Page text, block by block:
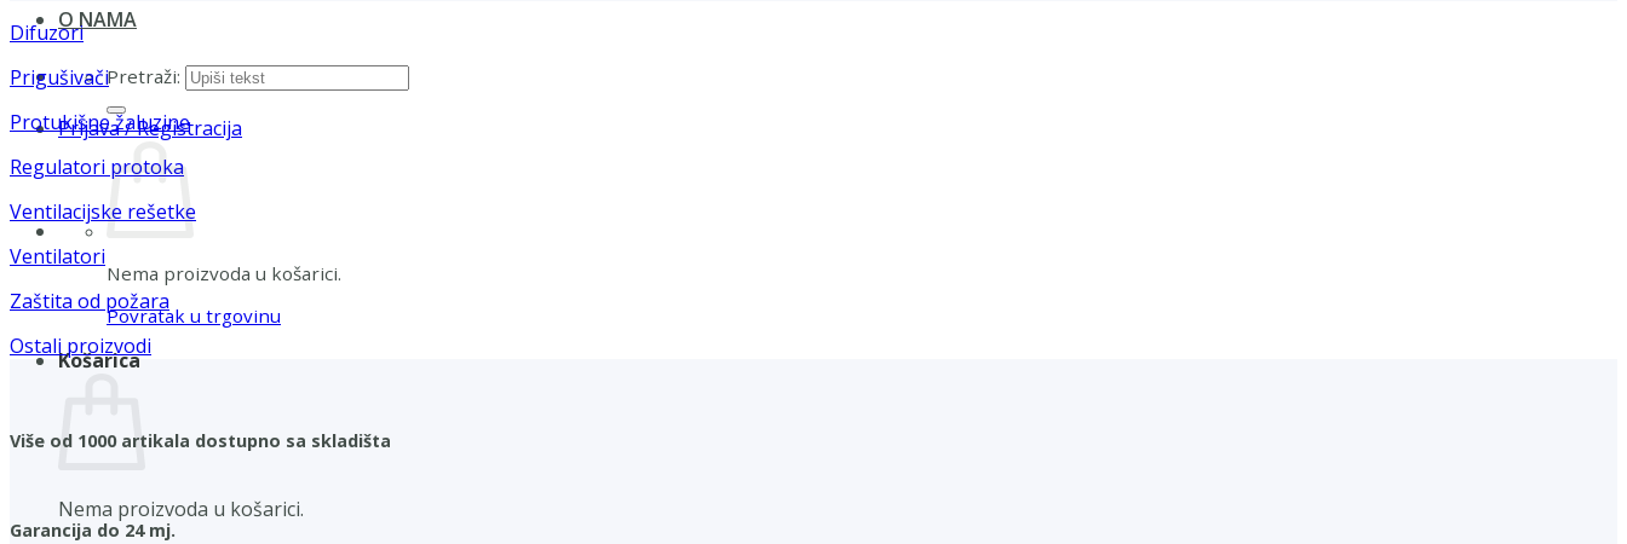
O NAMA
Pretraži:
Prijava / Registracija
Nema proizvoda u košarici.
Povratak u trgovinu
Košarica
Nema proizvoda u košarici.
Difuzori
Prigušivači
Protukišne žaluzine
Regulatori protoka
Ventilacijske rešetke
Ventilatori
Zaštita od požara
Ostali proizvodi
Više od 1000 artikala dostupno sa skladišta
Garancija do 24 mj.